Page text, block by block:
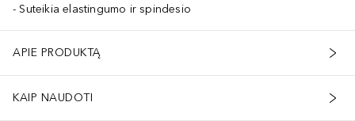
Suteikia elastingumo ir spindesio
APIE PRODUKTĄ
KAIP NAUDOTI